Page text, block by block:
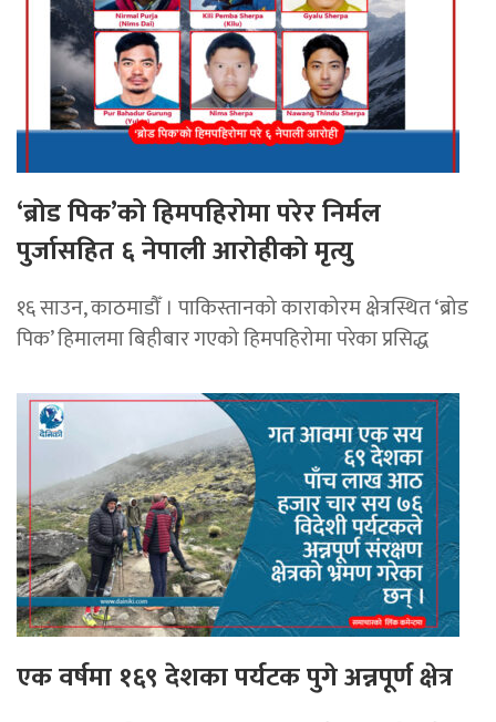
‘ब्रोड पिक’को हिमपहिरोमा परेर निर्मल
पुर्जासहित ६ नेपाली आरोहीको मृत्यु
१६ साउन, काठमाडौँ । पाकिस्तानको काराकोरम क्षेत्रस्थित ‘ब्रोड
पिक’ हिमालमा बिहीबार गएको हिमपहिरोमा परेका प्रसिद्ध
एक वर्षमा १६९ देशका पर्यटक पुगे अन्नपूर्ण क्षेत्र